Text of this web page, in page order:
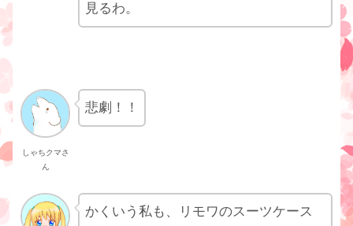
見るわ。
しゃちクマさ
ん
悲劇！！
かくいう私も、リモワのスーツケース